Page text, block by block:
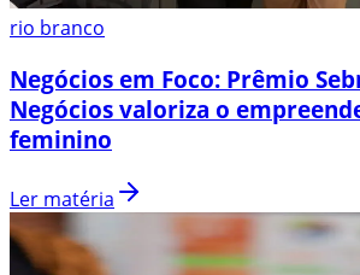
rio branco
Negócios em Foco: Prêmio
Negócios valoriza o
feminino
Ler matéria